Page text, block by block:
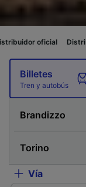
Distribuidor oficial
Billetes
Tren y autobús
Vía